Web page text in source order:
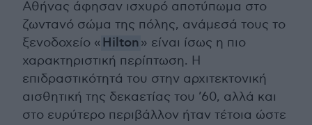
Αθήνας άφησαν ισχυρό αποτύπωμα στο
ζωντανό σώμα της πόλης, ανάμεσά τους το
ξενοδοχείο « Hilton» είναι ίσως η πιο
χαρακτηριστική περίπτωση. Η
επιδραστικότητά του στην αρχιτεκτονική
αισθητική της δεκαετίας του ’60, αλλά και
στο ευρύτερο περιβάλλον ήταν τέτοια ώστε